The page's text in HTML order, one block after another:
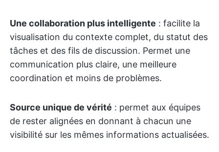
Une collaboration plus intelligente : facilite la
visualisation du contexte complet, du statut des
tâches et des fils de discussion. Permet une
communication plus claire, une meilleure
coordination et moins de problèmes.
Source unique de vérité : permet aux équipes
de rester alignées en donnant à chacun une
visibilité sur les mêmes informations actualisées.